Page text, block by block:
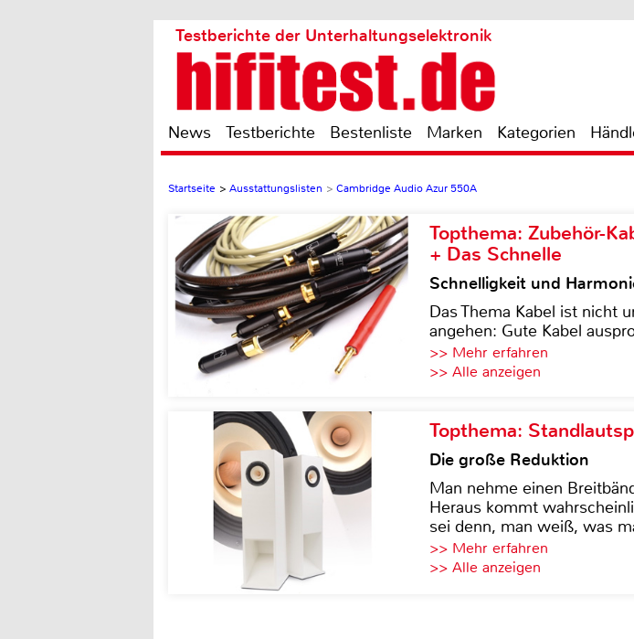
Testberichte der Unterhaltungselektronik
News Testberichte Bestenliste Marken Kategorien
Startseite > Ausstattungslisten > Cambridge Audio Azur 550A
Topthema: Zubehör-
+ Das Schnelle
Schnelligkeit und
Das Thema Kabel ist nicht
angehen: Gute Kabel
>> Mehr erfahren
>> Alle anzeigen
Topthema:
Die große Reduktion
Man nehme einen
Heraus kommt
sei denn, man weiß, was
>> Mehr erfahren
>> Alle anzeigen